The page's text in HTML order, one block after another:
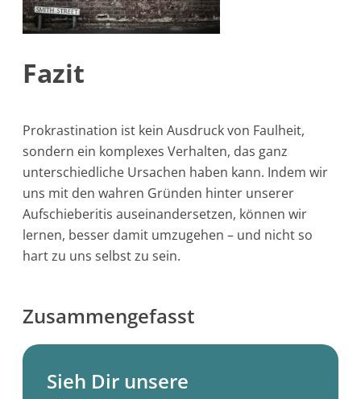
Fazit
Prokrastination ist kein Ausdruck von Faulheit,
sondern ein komplexes Verhalten, das ganz
unterschiedliche Ursachen haben kann. Indem wir
uns mit den wahren Gründen hinter unserer
Aufschieberitis auseinandersetzen, können wir
lernen, besser damit umzugehen – und nicht so
hart zu uns selbst zu sein.
Zusammengefasst
Sieh Dir unsere